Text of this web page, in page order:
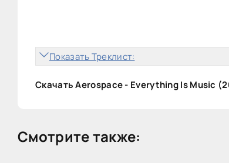
Показать Треклист:
Скачать Aerospace - Everything Is Music
Смотрите также: